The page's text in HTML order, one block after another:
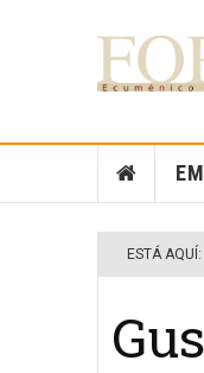
ESTÁ AQUÍ: